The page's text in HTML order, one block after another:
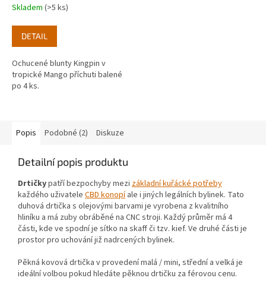
Skladem (>5 ks)
DETAIL
Ochucené blunty Kingpin v
tropické Mango příchuti balené
po 4 ks.
Popis Podobné (2) Diskuze
Detailní popis produktu
Drtičkypatří bezpochyby mezi základní kuřácké potřeby
každého uživatele CBD konopíale i jiných legálních bylinek. Tato
duhová drtička s olejovými barvami je vyrobena z kvalitního
hliníku a má zuby obráběné na CNC stroji. Každý průměr má 4
části, kde ve spodní je sítko na skaff či tzv. kief. Ve druhé části je
prostor pro uchování již nadrcených bylinek.
Pěkná kovová drtička v provedení malá / mini, střední a velká je
ideální volbou pokud hledáte pěknou drtičku za férovou cenu.